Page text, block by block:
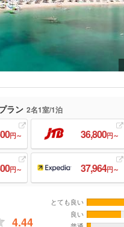
ラン 2名1室/1泊
円～ 36,800円～
円～ 37,964円～
4.44
とても良い
良い